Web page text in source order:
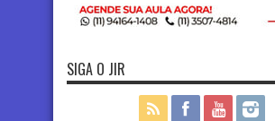
SIGA O JIR